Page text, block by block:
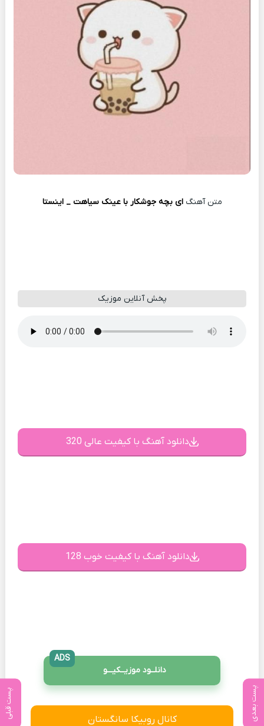
پست بعدی پست قبلی
متن آهنگای بچه جوشکار با عینک سیاهت _ اینستا
پخش آنلاین موزیک
دانلود آهنگ با کیفیت عالی 320
دانلود آهنگ با کیفیت خوب 128
دانلــود موزیــکیـــو
ADS
کانال روبیکا سانگستان